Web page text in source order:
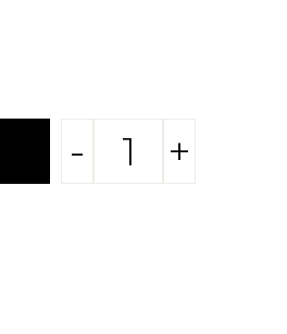
- +